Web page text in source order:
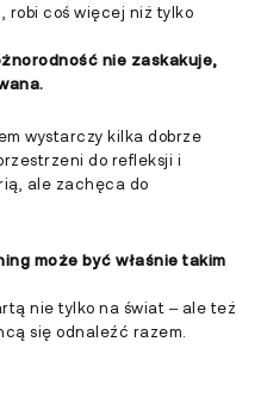
robi coś więcej niż tylko
nie zaskakuje,
wystarczy kilka dobrze
do refleksji i
ale zachęca do
może być właśnie takim
nie tylko na świat – ale też
się odnaleźć razem.